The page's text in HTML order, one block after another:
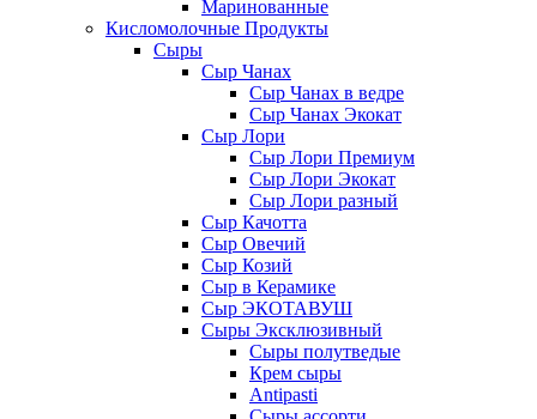
Маринованные
Кисломолочные Продукты
Сыры
Сыр Чанах
Сыр Чанах в ведре
Сыр Чанах Экокат
Сыр Лори
Сыр Лори Премиум
Сыр Лори Экокат
Сыр Лори разный
Сыр Качотта
Сыр Овечий
Сыр Козий
Сыр в Керамике
Сыр ЭКОТАВУШ
Сыры Эксклюзивный
Сыры полутведые
Крем сыры
Antipasti